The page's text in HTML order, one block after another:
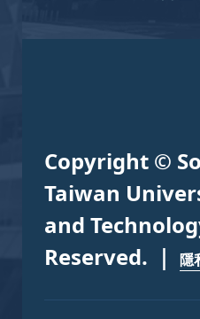
Copyright ©
Taiwan
and
Reserved. ｜
隱